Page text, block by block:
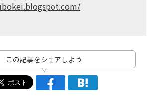
この記事をシェアしよう